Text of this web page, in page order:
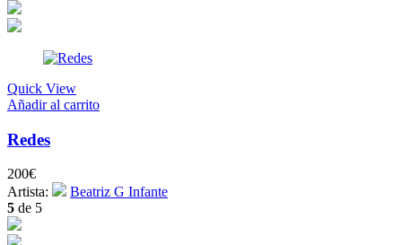
Quick View
Añadir al carrito
Redes
200€
Artista:
Beatriz G Infante
5 de 5